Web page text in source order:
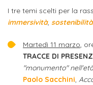
Amministrazioni
Collaborazioni
Partners
LIVELLI
FORMAZIONE
Master
Executive
Modulistica
Studentesca
SERVIZI
e
dell'orientamento
I tre temi scelti per la
immersività, sostenibilità
Martedì 11 marzo,
TRACCE DI
"monumento"
Paolo Sacchini,